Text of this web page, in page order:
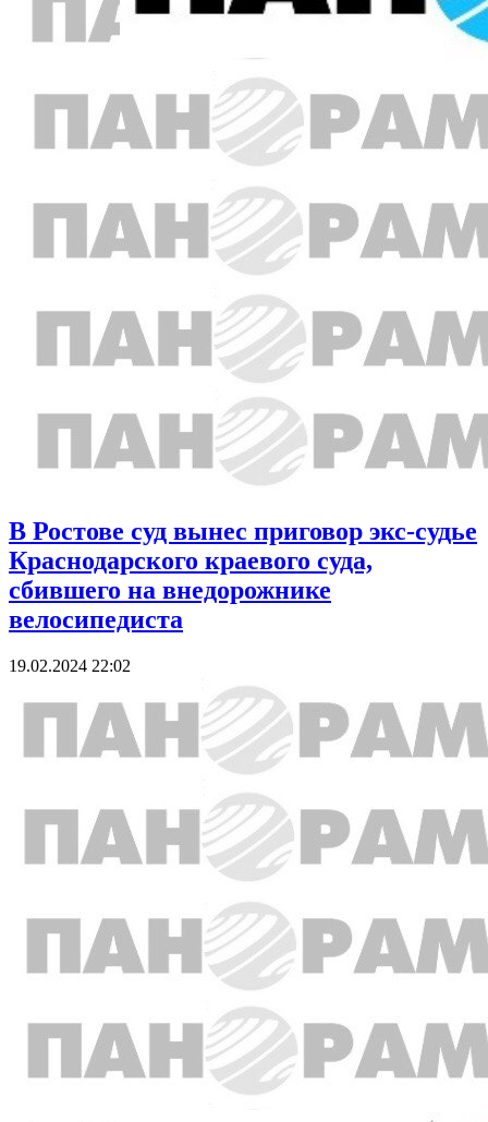
В Ростове суд вынес приговор экс-судье
Краснодарского краевого суда,
сбившего на внедорожнике
велосипедиста
19.02.2024 22:02